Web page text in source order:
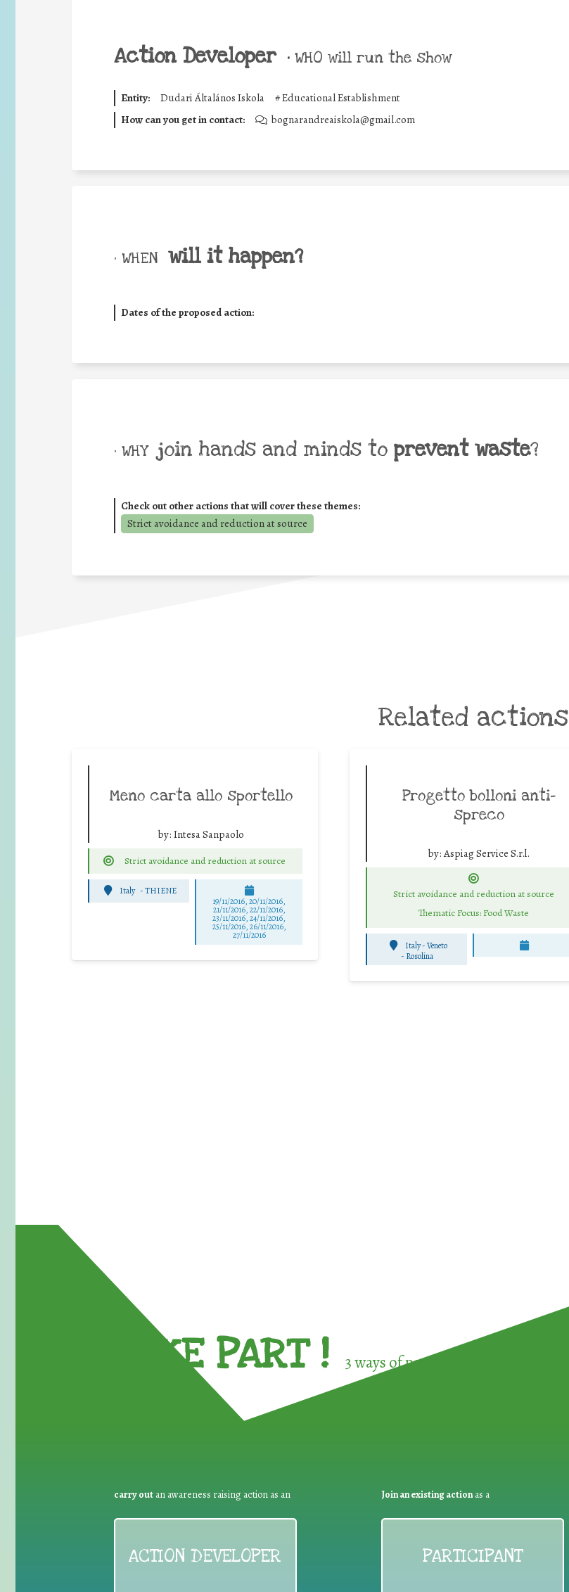
Action Developer • WHO will run the show
Entity: Dudari Általános Iskola #Educational Establishment
How can you get in contact:
bognarandreaiskola@gmail.com
• WHEN will it happen?
Dates of the proposed action:
• WHY join hands and minds to prevent waste?
Check out other actions that will cover these themes:
Strict avoidance and reduction at source
Related actions
Meno carta allo sportello
by: Intesa Sanpaolo
Strict avoidance and reduction at source
Italy -THIENE
19/11/2016, 20/11/2016,
21/11/2016, 22/11/2016,
23/11/2016, 24/11/2016,
25/11/2016, 26/11/2016,
27/11/2016
Progetto bolloni anti-
spreco
by:Aspiag Service S.r.l.
Strict avoidance and reduction at source
Thematic Focus: Food Waste
Italy - Veneto
- Rosolina
TAKE PART ! 3 ways of participating in the
carry out an awareness raising action as an
ACTION DEVELOPER
Join an existing actionas a
PARTICIPANT